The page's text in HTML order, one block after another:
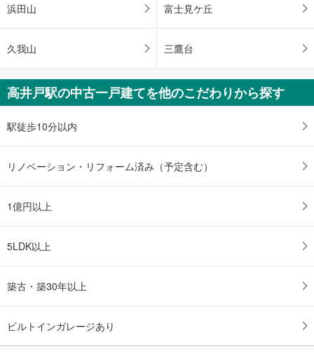
浜田山 富士見ケ丘
久我山 三鷹台
高井戸駅の中古一戸建てを他のこだわりから探す
駅徒歩10分以内
リノベーション・リフォーム済み（予定含む）
1億円以上
5LDK以上
築古・築30年以上
ビルトインガレージあり